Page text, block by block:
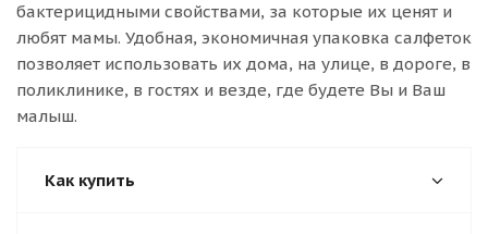
бактерицидными свойствами, за которые их ценят и
любят мамы. Удобная, экономичная упаковка салфеток
позволяет использовать их дома, на улице, в дороге, в
поликлинике, в гостях и везде, где будете Вы и Ваш
малыш.
Как купить